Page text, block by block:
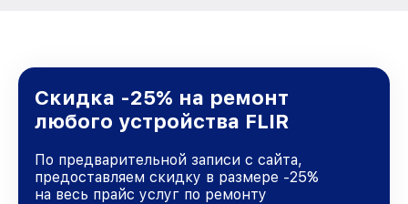
Скидка -25% на ремонт
любого устройства FLIR
По предварительной записи с сайта,
предоставляем скидку в размере -25%
на весь прайс услуг по ремонту